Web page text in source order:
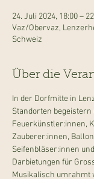
24. Juli 2024, 18:00 –
Vaz/Obervaz,
Schweiz
Über die
In der Dorfmitte in
Standorten
Feuerkünstler:innen,
Zauberer:innen,
Seifenbläser:innen
Darbietungen für
Musikalisch umrahmt